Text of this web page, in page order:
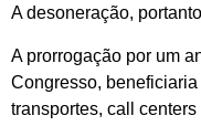
A desoneração,
A prorrogação por um
Congresso,
transportes, call